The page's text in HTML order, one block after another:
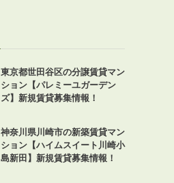
東京都世田谷区の分譲賃貸マン
ション【パレミーユガーデン
ズ】新規賃貸募集情報！
神奈川県川崎市の新築賃貸マン
ション【ハイムスイート川崎小
島新田】新規賃貸募集情報！